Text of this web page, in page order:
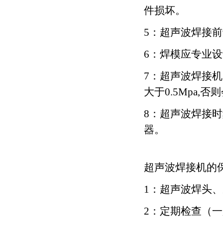
件损坏。
5：超声波焊接
6：焊模应专业
7：超声波焊接
大于0.5Mpa,否
8：超声波焊接
器。
超声波焊接机的
1：超声波焊头
2：定期检查（